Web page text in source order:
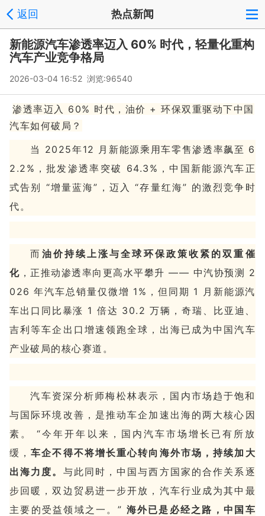
返回 热点新闻
新能源汽车渗透率迈入 60% 时代，轻量化重构
汽车产业竞争格局
2026-03-04 16:52 浏览:96540
渗透率迈入 60% 时代，油价 + 环保双重驱动下中国
汽车如何破局？
当 2025年12 月新能源乘用车零售渗透率飙至 6
2.2%，批发渗透率突破 64.3%，中国新能源汽车正
式告别 “增量蓝海”，迈入 “存量红海” 的激烈竞争时
代。
而 油价持续上涨与全球环保政策收紧的双重催
化 ，正推动渗透率向更高水平攀升 —— 中汽协预测 2
026 年汽车总销量仅微增 1%，但同期 1 月新能源汽
车出口同比暴涨 1 倍达 30.2 万辆，奇瑞、比亚迪、
吉利等车企出口增速领跑全球，出海已成为中国汽车
产业破局的核心赛道。
汽车资深分析师梅松林表示，国内市场趋于饱和
与国际环境改善，是推动车企加速出海的两大核心因
素。 “今年开年以来，国内汽车市场增长已有所放
缓，车企不得不将增长重心转向海外市场，持续加大
出海力度。 与此同时，中国与西方国家的合作关系逐
步回暖，双边贸易进一步开放，汽车行业成为其中最
主要的受益领域之一。” 海外已是必经之路，中国车